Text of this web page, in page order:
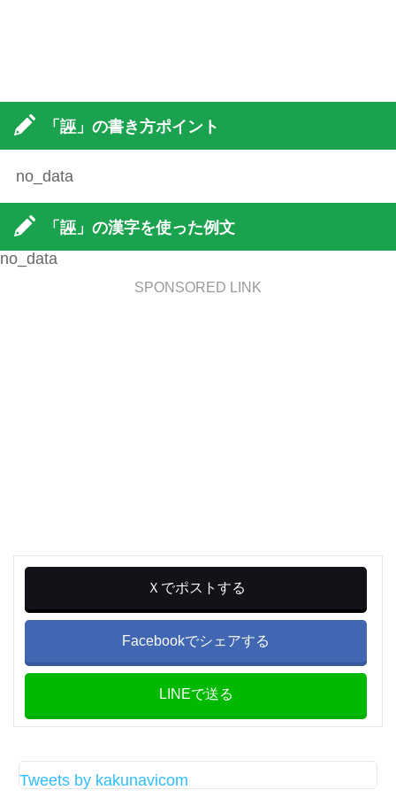
「誣」の書き方ポイント
no_data
「誣」の漢字を使った例文
no_data
SPONSORED LINK
Ｘでポストする
Facebookでシェアする
LINEで送る
Tweets by kakunavicom